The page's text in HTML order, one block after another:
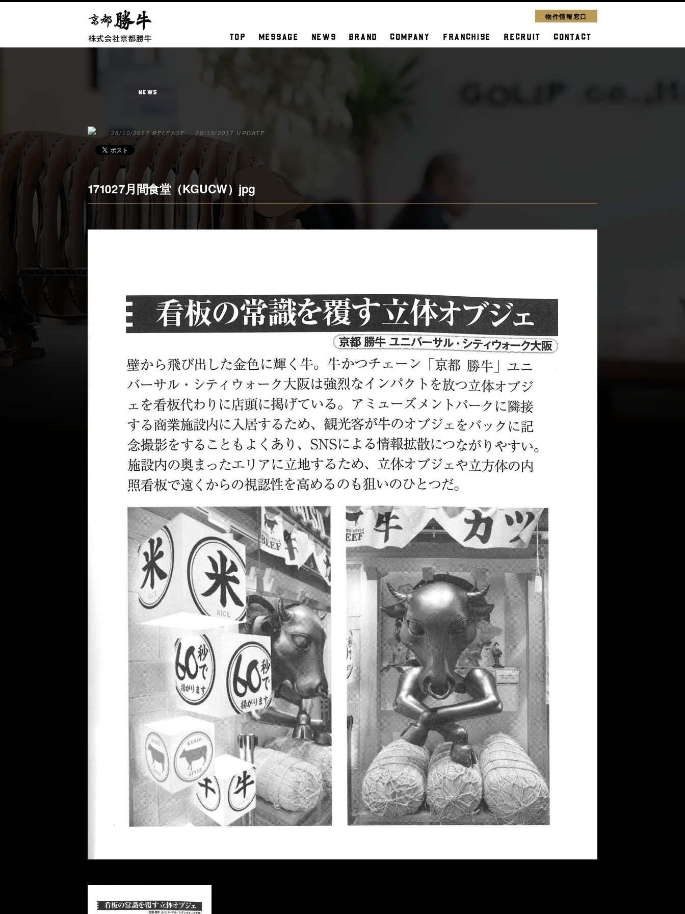
物件情報窓口
TOP MESSAGE NEWS BRAND COMPANY FRANCHISE RECRUIT CONTACT
NEWS
28/10/2017 RELEASE 28/10/2017 UPDATE
171027月間食堂（KGUCW）jpg